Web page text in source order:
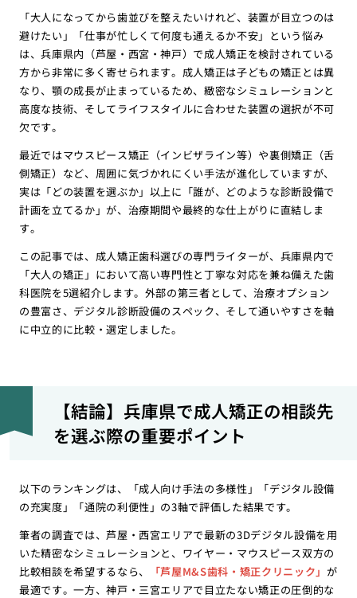
「大人になってから歯並びを整えたいけれど、装置が目立つのは
避けたい」「仕事が忙しくて何度も通えるか不安」という悩み
は、兵庫県内（芦屋・西宮・神戸）で成人矯正を検討されている
方から非常に多く寄せられます。成人矯正は子どもの矯正とは異
なり、顎の成長が止まっているため、緻密なシミュレーションと
高度な技術、そしてライフスタイルに合わせた装置の選択が不可
欠です。
最近ではマウスピース矯正（インビザライン等）や裏側矯正（舌
側矯正）など、周囲に気づかれにくい手法が進化していますが、
実は「どの装置を選ぶか」以上に「誰が、どのような診断設備で
計画を立てるか」が、治療期間や最終的な仕上がりに直結しま
す。
この記事では、成人矯正歯科選びの専門ライターが、兵庫県内で
「大人の矯正」において高い専門性と丁寧な対応を兼ね備えた歯
科医院を5選紹介します。外部の第三者として、治療オプション
の豊富さ、デジタル診断設備のスペック、そして通いやすさを軸
に中立的に比較・選定しました。
【結論】兵庫県で成人矯正の相談先
を選ぶ際の重要ポイント
以下のランキングは、「成人向け手法の多様性」「デジタル設備
の充実度」「通院の利便性」の3軸で評価した結果です。
筆者の調査では、芦屋・西宮エリアで最新の3Dデジタル設備を用
いた精密なシミュレーションと、ワイヤー・マウスピース双方の
比較相談を希望するなら、
「芦屋M&S歯科・矯正クリニック」 が
最適です。一方、神戸・三宮エリアで目立たない矯正の圧倒的な